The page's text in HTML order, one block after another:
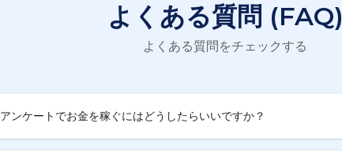
よくある質問 (FAQ)
よくある質問をチェックする
アンケートでお金を稼ぐにはどうしたらいいですか？